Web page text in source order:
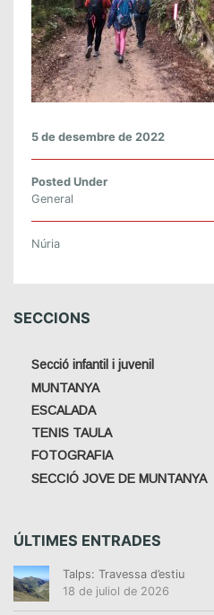
5 de desembre de 2022
Posted Under
General
Núria
SECCIONS
Secció infantil i juvenil
MUNTANYA
ESCALADA
TENIS TAULA
FOTOGRAFIA
SECCIÓ JOVE DE MUNTANYA
ÚLTIMES ENTRADES
Talps: Travessa d’estiu
18 de juliol de 2026